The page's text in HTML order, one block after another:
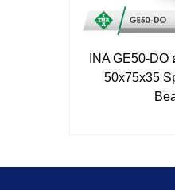
INA GE50-
50x75x35